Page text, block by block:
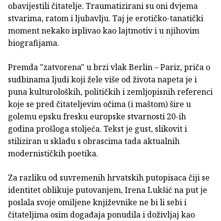
obavijestili čitatelje. Traumatizirani su oni dvjema
stvarima, ratom i ljubavlju. Taj je erotičko-tanatički
moment nekako isplivao kao lajtmotiv i u njihovim
biografijama.
Premda "zatvorena" u brzi vlak Berlin – Pariz, priča o
sudbinama ljudi koji žele više od života napeta je i
puna kulturoloških, političkih i zemljopisnih referenci
koje se pred čitateljevim očima (i maštom) šire u
golemu epsku fresku europske stvarnosti 20-ih
godina prošloga stoljeća. Tekst je gust, slikovit i
stiliziran u skladu s obrascima tada aktualnih
modernističkih poetika.
Za razliku od suvremenih hrvatskih putopisaca čiji se
identitet oblikuje putovanjem, Irena Lukšić na put je
poslala svoje omiljene književnike ne bi li sebi i
čitateljima osim događaja ponudila i doživljaj kao